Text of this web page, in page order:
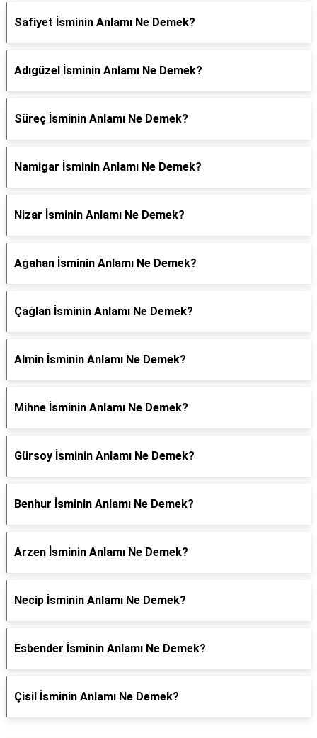
Safiyet İsminin Anlamı Ne Demek?
Adıgüzel İsminin Anlamı Ne Demek?
Süreç İsminin Anlamı Ne Demek?
Namigar İsminin Anlamı Ne Demek?
Nizar İsminin Anlamı Ne Demek?
Ağahan İsminin Anlamı Ne Demek?
Çağlan İsminin Anlamı Ne Demek?
Almin İsminin Anlamı Ne Demek?
Mihne İsminin Anlamı Ne Demek?
Gürsoy İsminin Anlamı Ne Demek?
Benhur İsminin Anlamı Ne Demek?
Arzen İsminin Anlamı Ne Demek?
Necip İsminin Anlamı Ne Demek?
Esbender İsminin Anlamı Ne Demek?
Çisil İsminin Anlamı Ne Demek?